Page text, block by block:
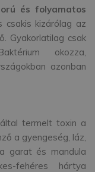
és folyamatos
csakis kizárólag az
Gyakorlatilag csak
okozza,
azonban
termelt toxin a
a gyengeség, láz,
garat és mandula
fehéres hártya